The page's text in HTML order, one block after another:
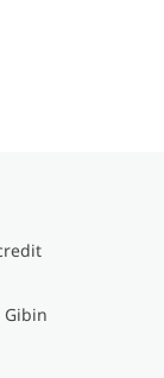
Gibin